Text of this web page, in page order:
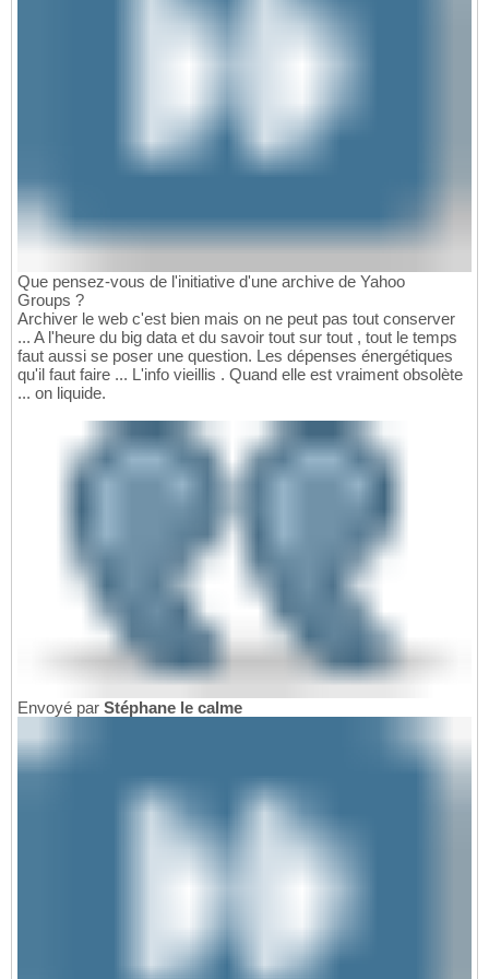
Que pensez-vous de l'initiative d'une archive de Yahoo
Groups ?
Archiver le web c'est bien mais on ne peut pas tout conserver
... A l'heure du big data et du savoir tout sur tout , tout le temps
faut aussi se poser une question. Les dépenses énergétiques
qu'il faut faire ... L'info vieillis . Quand elle est vraiment obsolète
... on liquide.
Envoyé par Stéphane le calme